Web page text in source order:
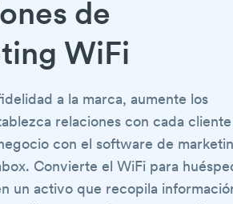
de
WiFi
a la marca, aumente los
relaciones con cada cliente
con el software de
Convierte el WiFi para
un activo que recopila